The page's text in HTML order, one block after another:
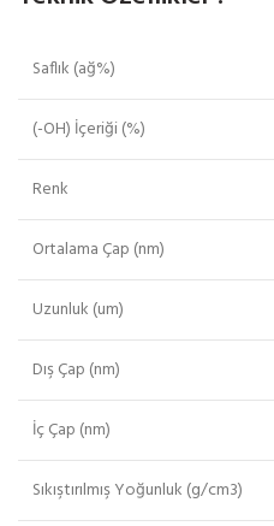
Saflık (ağ%)
(-OH) İçeriği (%)
Renk
Ortalama Çap (nm)
Uzunluk (um)
Dış Çap (nm)
İç Çap (nm)
Sıkıştırılmış Yoğunluk (g/cm3)